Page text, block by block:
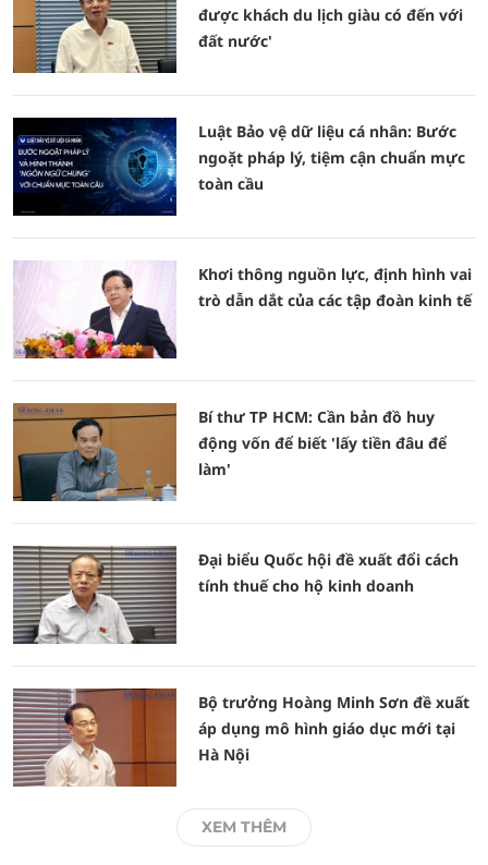
được khách du lịch giàu có đến với
đất nước'
Luật Bảo vệ dữ liệu cá nhân: Bước
ngoặt pháp lý, tiệm cận chuẩn mực
toàn cầu
Khơi thông nguồn lực, định hình vai
trò dẫn dắt của các tập đoàn kinh tế
Bí thư TP HCM: Cần bản đồ huy
động vốn để biết 'lấy tiền đâu để
làm'
Đại biểu Quốc hội đề xuất đổi cách
tính thuế cho hộ kinh doanh
Bộ trưởng Hoàng Minh Sơn đề xuất
áp dụng mô hình giáo dục mới tại
Hà Nội
XEM THÊM